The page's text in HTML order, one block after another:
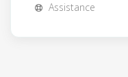
Assistance